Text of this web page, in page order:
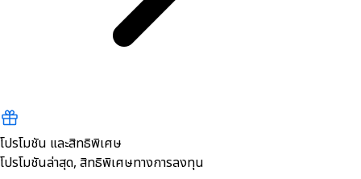
โปรโมชัน และสิทธิพิเศษ
โปรโมชันล่าสุด, สิทธิพิเศษทางการลงทุน